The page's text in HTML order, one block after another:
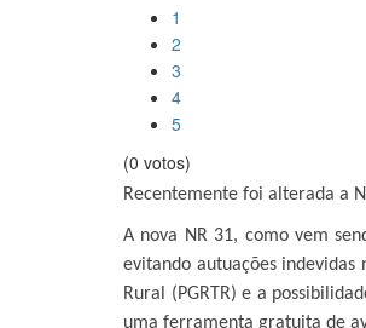
1
2
3
4
5
(0 votos)
Recentemente foi alterada a
A nova NR 31, como vem
evitando autuações
Rural (PGRTR) e a
uma ferramenta gratuita de